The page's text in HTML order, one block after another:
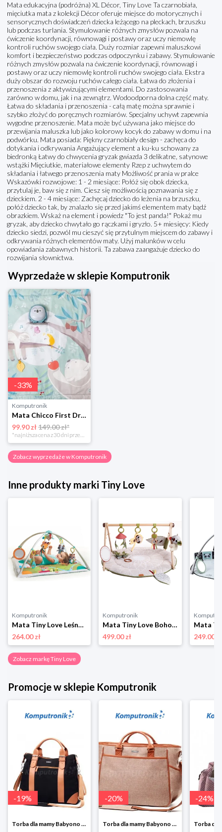
Mata edukacyjna (podróżna) XL Décor, Tiny Love Ta czarnobiała,
mięciutka mata z kolekcji Décor oferuje miejsce do motorycznych i
sensorycznych doświadczeń dziecka leżącego na pleckach, brzuszku
lub podczas turlania. Stymulowanie różnych zmysłów pozwala na
ćwiczenie koordynacji, równowagi i postawy oraz uczy niemowlę
kontroli ruchów swojego ciała. Duży rozmiar zapewni maluszkowi
komfort i bezpieczeństwo podczas odpoczynku i zabawy. Stymulowanie
różnych zmysłów pozwala na ćwiczenie koordynacji, równowagi i
postawy oraz uczy niemowlę kontroli ruchów swojego ciała. Ekstra
duży obszar do rozwoju ruchów całego ciała. Łatwa do złożenia i
przenoszenia z aktywizującymi elementami. Do zastosowania
zarówno w domu, jak i na zewnątrz. Wodoodporna dolna część maty.
Łatwa do składania i przenoszenia - całą matę można sprawnie i
szybko złożyć do poręcznych rozmiarów. Specjalny uchywt zapewnia
wygodne przenoszenie. Mata może być używana jako miejsce do
przewijania maluszka lub jako kolorowy kocyk do zabawy w domu i na
podwórku. Mata posiada: Piękny czarnobiały design - zachęca do
dotykania i odkrywania Angażujący element a ku-ku schowany za
biedronką Łatwy do chwycenia gryzak gwiazda 3 delikatne, satynowe
wstążki Mięciutkie, materiałowe elementy Rzep z uchwytem do
składania i łatwego przenoszenia maty Możliwość prania w pralce
Wskazówki rozwojowe: 1 - 2 miesiące: Połóż się obok dziecka,
przytulaj je, baw się z nim. Ciesz się możliwością poznawania się z
dzieckiem. 2 - 4 miesiące: Zachęcaj dziecko do leżenia na brzuszku,
połóż dziecko tak, by znalazło się przed jakimś elementem maty bądź
obrazkiem. Wskaż na element i powiedz "To jest panda!" Pokaż mu
gryzak, aby dziecko chwytało go rączkami i gryzło. 5+ miesięcy: Kiedy
dziecko siedzi, pozwól mu cieszyć się przytulnym miejscem do zabawy i
odkrywania różnych elementów maty. Użyj malunków w celu
opowiadania zabawnych historii. Ta zabawa zaangażuje dziecko do
rozwijania słownictwa.
Wyprzedaże w sklepie Komputronik
-33%
Komputronik
Mata Chicco First Dreams Sowa interaktywna
99.90 zł149.00 zł*
*najniższa cena z 30 dni przed obniżką
Zobacz wyprzedaże w Komputronik
Inne produkty marki Tiny Love
Komputronik
Mata Tiny Love Leśna Kraina Gimnastyka dla bobasa
264.00 zł
Komputronik
Mata Tiny Love Boho Chic
499.00 zł
249.00 zł
Zobacz markę Tiny Love
Promocje w sklepie Komputronik
-19%
Torba dla mamy Babyono 1505/01 Comfort Icoinic 5/5
-20%
Torba dla mamy Babyono 1507/01 Comfort Chic w super cenie
-24%